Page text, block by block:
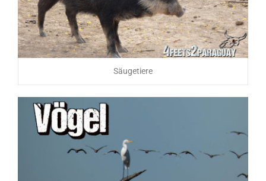
Säugetiere